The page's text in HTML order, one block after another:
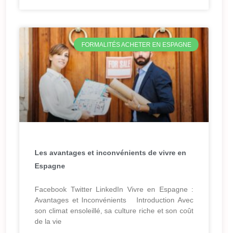
FORMALITÉS ACHETER EN ESPAGNE
Les avantages et inconvénients de vivre en
Espagne
Facebook Twitter LinkedIn Vivre en Espagne :
Avantages et Inconvénients Introduction Avec
son climat ensoleillé, sa culture riche et son coût
de la vie